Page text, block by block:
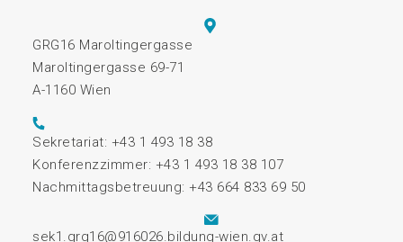
GRG16 Maroltingergasse
Maroltingergasse 69-71
A-1160 Wien
Sekretariat: +43 1 493 18 38
Konferenzzimmer: +43 1 493 18 38 107
Nachmittagsbetreuung: +43 664 833 69 50
sek1.grg16@916026.bildung-wien.gv.at